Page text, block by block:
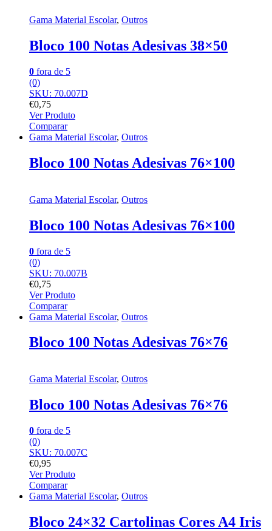
Gama Material Escolar, Outros
Bloco 100 Notas Adesivas 38×50
0 fora de 5
(0)
SKU: 70.007D
€0,75
Ver Produto
Comparar
Gama Material Escolar, Outros
Bloco 100 Notas Adesivas 76×100
Gama Material Escolar, Outros
Bloco 100 Notas Adesivas 76×100
0 fora de 5
(0)
SKU: 70.007B
€0,75
Ver Produto
Comparar
Gama Material Escolar, Outros
Bloco 100 Notas Adesivas 76×76
Gama Material Escolar, Outros
Bloco 100 Notas Adesivas 76×76
0 fora de 5
(0)
SKU: 70.007C
€0,95
Ver Produto
Comparar
Gama Material Escolar, Outros
Bloco 24×32 Cartolinas Cores A4 Iris